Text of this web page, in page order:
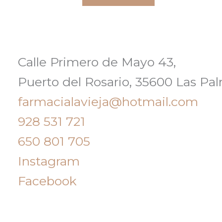
Calle Primero de Mayo 43,
Puerto del Rosario, 35600 Las
farmacialavieja@hotmail.com
928 531 721
650 801 705
Instagram
Facebook